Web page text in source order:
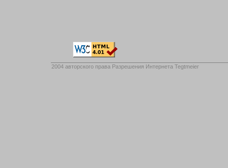
2004 авторского права Разрешения Интернета Tegtmeier